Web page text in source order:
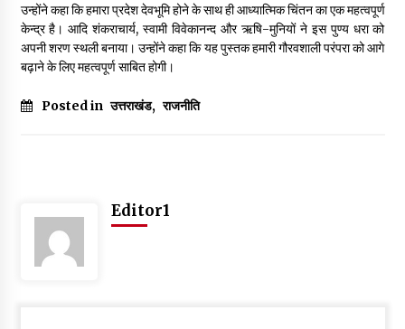
उन्होंने कहा कि हमारा प्रदेश देवभूमि होने के साथ ही आध्यात्मिक चिंतन का एक महत्वपूर्ण
केन्द्र है। आदि शंकराचार्य, स्वामी विवेकानन्द और ऋषि-मुनियों ने इस पुण्य धरा को
अपनी शरण स्थली बनाया। उन्होंने कहा कि यह पुस्तक हमारी गौरवशाली परंपरा को आगे
बढ़ाने के लिए महत्वपूर्ण साबित होगी।
Posted in उत्तराखंड, राजनीति
Editor1